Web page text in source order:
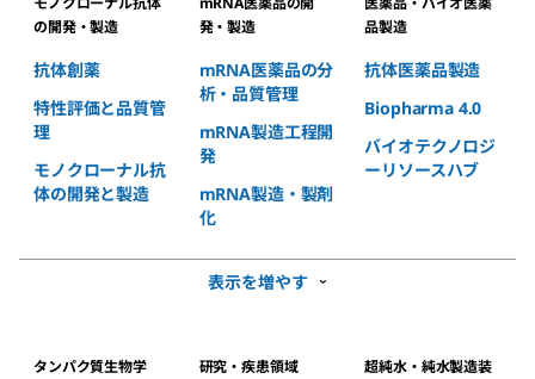
の開発・製造
抗体創薬
特性評価と品質管
理
モノクローナル抗
体の開発と製造
発・製造
mRNA医薬品の分
析・品質管理
mRNA製造工程開
発
mRNA製造・製剤
化
品製造
抗体医薬品製造
Biopharma 4.0
バイオテクノロジ
ーリソースハブ
表示を増やす
タンパク質生物学 研究・疾患領域
超純水・純水製造装